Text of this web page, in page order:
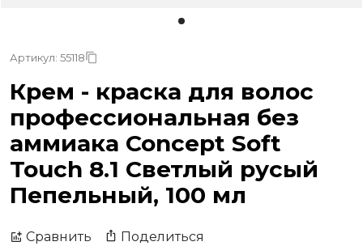
Артикул: 55118
Крем - краска для волос
профессиональная без
аммиака Concept Soft
Touch 8.1 Светлый русый
Пепельный, 100 мл
Сравнить Поделиться